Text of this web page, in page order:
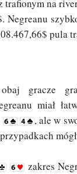
trafionym na
Negreanu
pula
gracze
miał
, ale w
zakres